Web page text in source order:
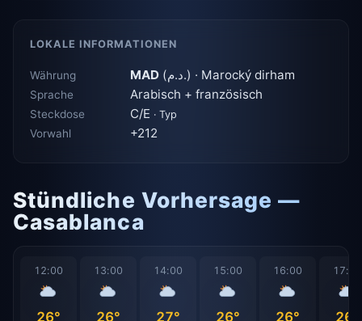
LOKALE INFORMATIONEN
Währung MAD (د.م.) · Marocký dirham
Sprache Arabisch + französisch
Steckdose C/E · Typ
Vorwahl +212
Stündliche Vorhersage —
Casablanca
12:00
26°
13:00
26°
14:00
27°
15:00
26°
16:00
26°
17:00
26°